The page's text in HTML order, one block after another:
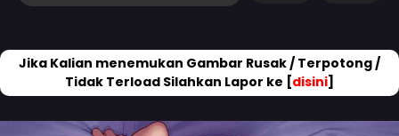
Jika Kalian menemukan Gambar Rusak / Terpotong /
Tidak Terload Silahkan Lapor ke [disini]